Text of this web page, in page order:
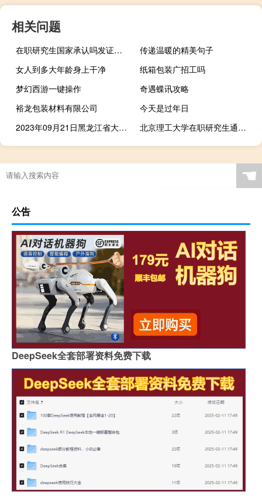
相关问题
在职研究生国家承认吗发证书吗
传递温暖的精美句子
女人到多大年龄身上干净
纸箱包装广招工吗
梦幻西游一键操作
奇遇蝶讯攻略
裕龙包装材料有限公司
今天是过年日
2023年09月21日黑龙江省大兴安岭地区疫情大数据-今日/今天疫情全网搜索最新实时消息动态情况通知播报
北京理工大学在职研究生通过哪些考试可以拿到证书
☚
公告
DeepSeek全套部署资料免费下载